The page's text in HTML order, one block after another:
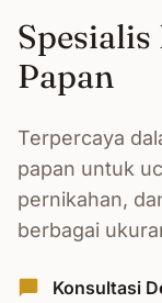
Papan
Terpercaya
papan untuk
pernikahan,
berbagai
Konsultasi